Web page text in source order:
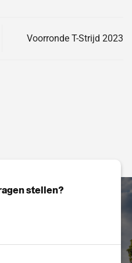
Voorronde T-Strijd 2023
stellen?